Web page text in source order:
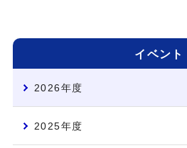
イベント
2026年度
2025年度